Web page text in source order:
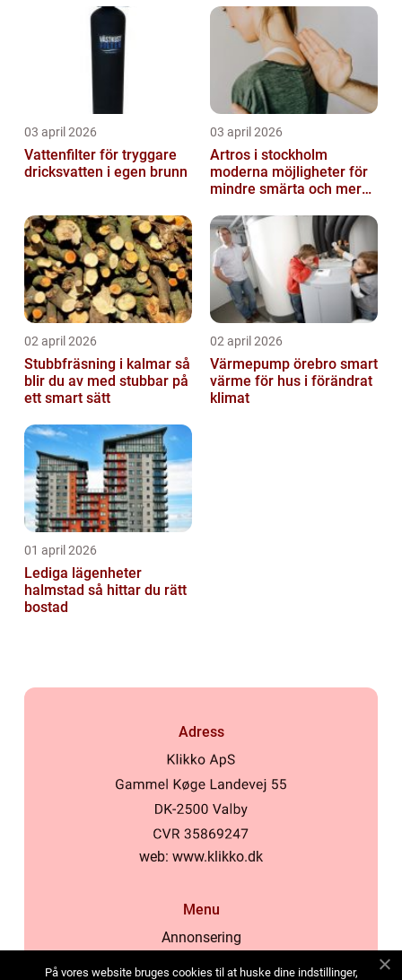
03 april 2026
Vattenfilter för tryggare
dricksvatten i egen brunn
03 april 2026
Artros i stockholm
moderna möjligheter för
mindre smärta och mer
02 april 2026
Stubbfräsning i kalmar så
blir du av med stubbar på
ett smart sätt
02 april 2026
Värmepump örebro smart
värme för hus i förändrat
klimat
01 april 2026
Lediga lägenheter
halmstad så hittar du rätt
bostad
Adress
web: www.klikko.dk
Menu
Annonsering
På vores website bruges cookies til at huske dine indstillinger,